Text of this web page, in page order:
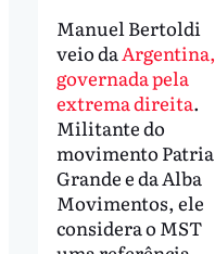
Manuel Bertoldi
veio da Argentina,
governada pela
extrema direita.
Militante do
movimento Patria
Grande e da Alba
Movimentos, ele
considera o MST